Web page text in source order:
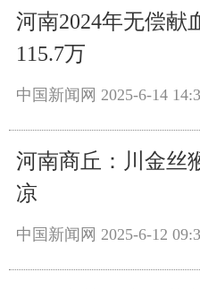
河南2024年无偿献
115.7万
中国新闻网 2025-6-14
河南商丘：川金丝
凉
中国新闻网 2025-6-12